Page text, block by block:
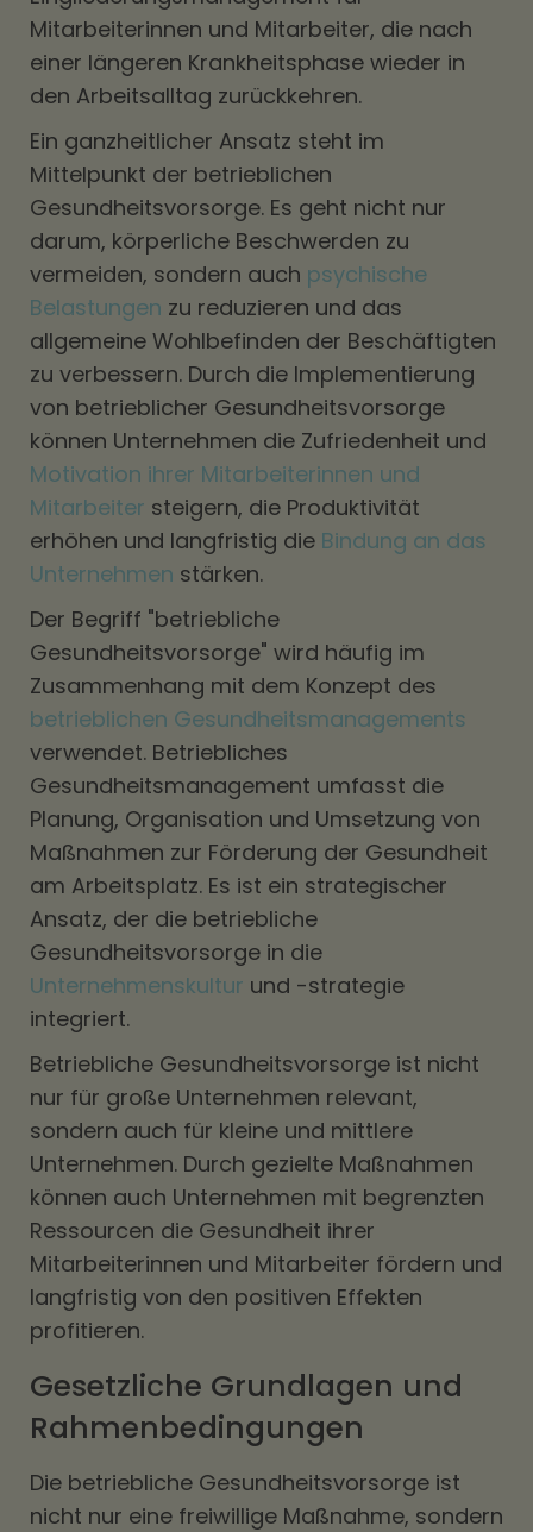
Mitarbeiterinnen und Mitarbeiter, die nach
einer längeren Krankheitsphase wieder in
den Arbeitsalltag zurückkehren.
Ein ganzheitlicher Ansatz steht im
Mittelpunkt der betrieblichen
Gesundheitsvorsorge. Es geht nicht nur
darum, körperliche Beschwerden zu
vermeiden, sondern auch psychische
Belastungen zu reduzieren und das
allgemeine Wohlbefinden der Beschäftigten
zu verbessern. Durch die Implementierung
von betrieblicher Gesundheitsvorsorge
können Unternehmen die Zufriedenheit und
Motivation ihrer Mitarbeiterinnen und
Mitarbeiter steigern, die Produktivität
erhöhen und langfristig die Bindung an das
Unternehmen stärken.
Der Begriff "betriebliche
Gesundheitsvorsorge" wird häufig im
Zusammenhang mit dem Konzept des
betrieblichen Gesundheitsmanagements
verwendet. Betriebliches
Gesundheitsmanagement umfasst die
Planung, Organisation und Umsetzung von
Maßnahmen zur Förderung der Gesundheit
am Arbeitsplatz. Es ist ein strategischer
Ansatz, der die betriebliche
Gesundheitsvorsorge in die
Unternehmenskultur und -strategie
integriert.
Betriebliche Gesundheitsvorsorge ist nicht
nur für große Unternehmen relevant,
sondern auch für kleine und mittlere
Unternehmen. Durch gezielte Maßnahmen
können auch Unternehmen mit begrenzten
Ressourcen die Gesundheit ihrer
Mitarbeiterinnen und Mitarbeiter fördern und
langfristig von den positiven Effekten
profitieren.
Gesetzliche Grundlagen und
Rahmenbedingungen
Die betriebliche Gesundheitsvorsorge ist
nicht nur eine freiwillige Maßnahme, sondern